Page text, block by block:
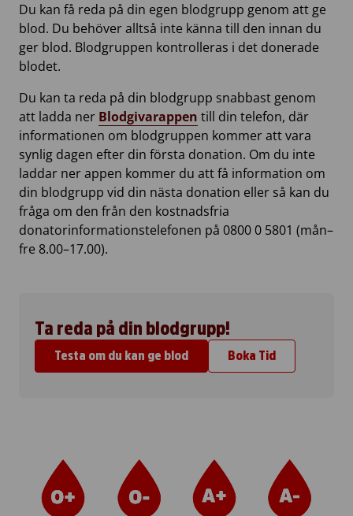
Du kan få reda på din egen blodgrupp genom att ge
blod. Du behöver alltså inte känna till den innan du
ger blod. Blodgruppen kontrolleras i det donerade
blodet.
Du kan ta reda på din blodgrupp snabbast genom
att ladda ner Blodgivarappen till din telefon, där
informationen om blodgruppen kommer att vara
synlig dagen efter din första donation. Om du inte
laddar ner appen kommer du att få information om
din blodgrupp vid din nästa donation eller så kan du
fråga om den från den kostnadsfria
donatorinformationstelefonen på 0800 0 5801 (mån–
fre 8.00–17.00).
Ta reda på din blodgrupp!
Testa om du kan ge blod Boka Tid